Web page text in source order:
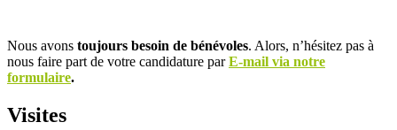
Nous avons toujours besoin de bénévoles. Alors, n’hésitez pas à
nous faire part de votre candidature parE-mail via notre
formulaire.
Visites